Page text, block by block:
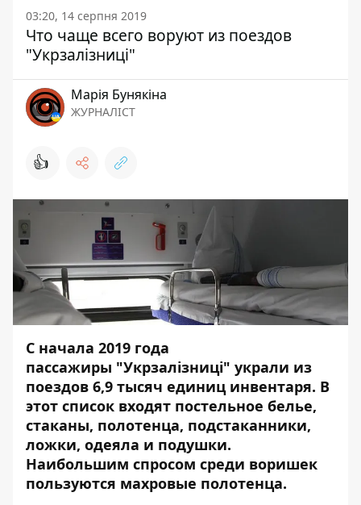
03:20, 14 серпня 2019
Что чаще всего воруют из поездов
"Укрзалізниці"
Марія Бунякіна
ЖУРНАЛІСТ
👍
С начала 2019 года
пассажиры "Укрзалізниці" украли из
поездов 6,9 тысяч единиц инвентаря. В
этот список входят постельное белье,
стаканы, полотенца, подстаканники,
ложки, одеяла и подушки.
Наибольшим спросом среди воришек
пользуются махровые полотенца.